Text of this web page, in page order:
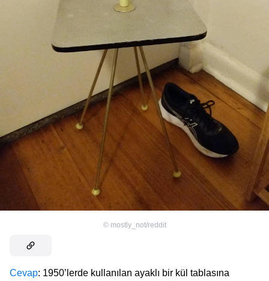
© mostly_not/reddit
Cevap: 1950’lerde kullanılan ayaklı bir kül tablasına